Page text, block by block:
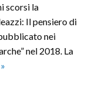
scorsi la
Il pensiero di
nei
nel 2018. La
Consistenza
»